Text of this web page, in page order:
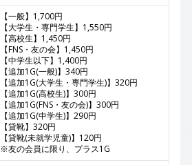
【一般】1,700円
【大学生・専門学生】1,550円
【高校生】1,450円
【FNS・友の会】1,450円
【中学生以下】1,400円
【追加1G(一般)】340円
【追加1G(大学生・専門学生)】320円
【追加1G(高校生)】300円
【追加1G(FNS・友の会)】300円
【追加1G(中学生)】290円
【貸靴】320円
【貸靴(未就学児童)】120円
※友の会員に限り、プラス1G